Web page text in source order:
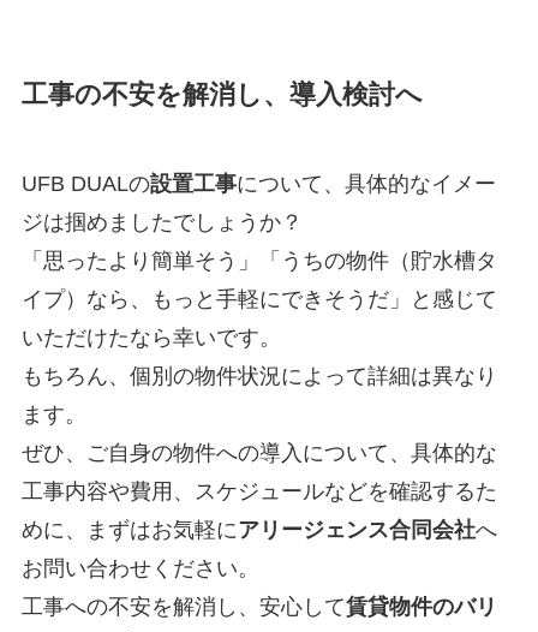
工事の不安を解消し、導入検討へ
UFB DUALの設置工事について、具体的なイメー
ジは掴めましたでしょうか？
「思ったより簡単そう」「うちの物件（貯水槽タ
イプ）なら、もっと手軽にできそうだ」と感じて
いただけたなら幸いです。
もちろん、個別の物件状況によって詳細は異なり
ます。
ぜひ、ご自身の物件への導入について、具体的な
工事内容や費用、スケジュールなどを確認するた
めに、まずはお気軽にアリージェンス合同会社へ
お問い合わせください。
工事への不安を解消し、安心して賃貸物件のバリ